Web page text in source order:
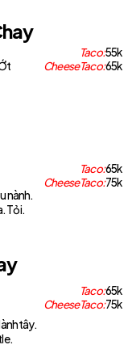
Taco:55k
Cheese Taco:65k
nành.
Tỏi.
Taco:65k
Cheese Taco:75k
tây.
Taco:65k
Cheese Taco:75k